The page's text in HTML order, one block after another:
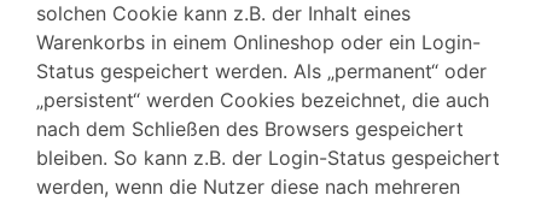
solchen Cookie kann z.B. der Inhalt eines
Warenkorbs in einem Onlineshop oder ein Login-
Status gespeichert werden. Als „permanent“ oder
„persistent“ werden Cookies bezeichnet, die auch
nach dem Schließen des Browsers gespeichert
bleiben. So kann z.B. der Login-Status gespeichert
werden, wenn die Nutzer diese nach mehreren